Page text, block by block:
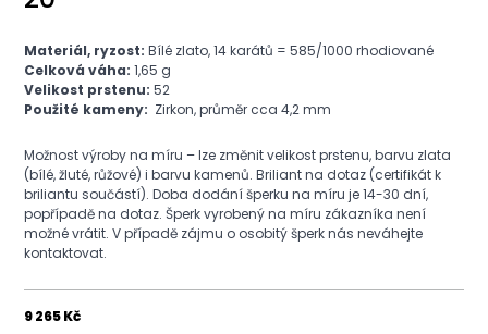
Materiál, ryzost: Bílé zlato, 14 karátů = 585/1000 rhodiované
Celková váha: 1,65 g
Velikost prstenu: 52
Použité kameny: Zirkon, průměr cca 4,2 mm
Možnost výroby na míru – lze změnit velikost prstenu, barvu zlata
(bílé, žluté, růžové) i barvu kamenů. Briliant na dotaz (certifikát k
briliantu součástí). Doba dodání šperku na míru je 14-30 dní,
popřípadě na dotaz. Šperk vyrobený na míru zákazníka není
možné vrátit. V případě zájmu o osobitý šperk nás neváhejte
kontaktovat.
9 265 Kč